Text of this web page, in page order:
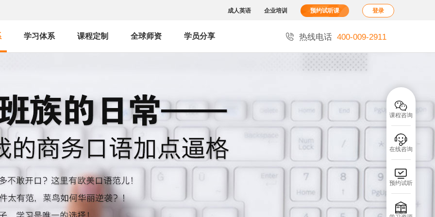
成人英语 企业培训 预约试听课 登录
学习体系 课程定制 全球师资 学员分享  热线电话 400-009-2911

课程咨询

在线咨询

预约试听
